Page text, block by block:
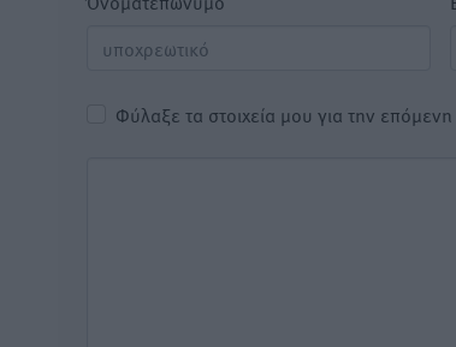
Φύλαξε τα στοιχεία μου για την